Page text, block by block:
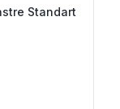
Standart